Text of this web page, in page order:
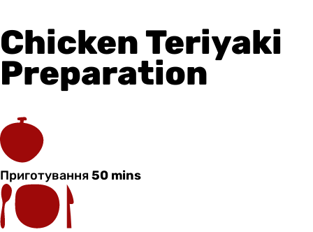
Chicken Teriyaki
Preparation
Приготування50 mins